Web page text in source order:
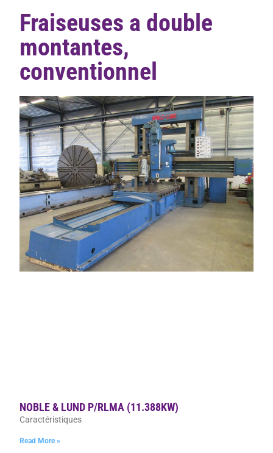
Fraiseuses a double
montantes,
conventionnel
NOBLE & LUND P/RLMA (11.388KW)
Caractéristiques
Read More »